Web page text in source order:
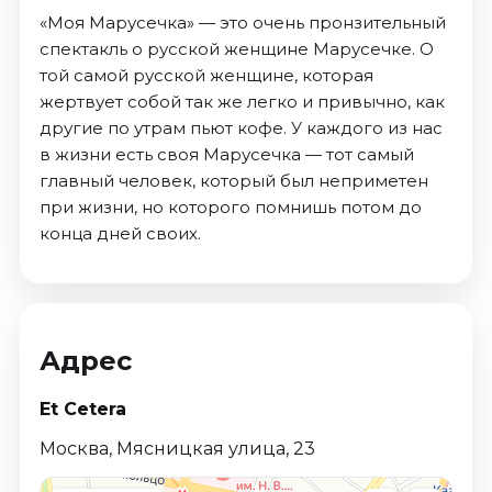
«Моя Марусечка» — это очень пронзительный
спектакль о русской женщине Марусечке. О
той самой русской женщине, которая
жертвует собой так же легко и привычно, как
другие по утрам пьют кофе. У каждого из нас
в жизни есть своя Марусечка — тот самый
главный человек, который был неприметен
при жизни, но которого помнишь потом до
конца дней своих.
Адрес
Et Cetera
Москва, Мясницкая улица, 23